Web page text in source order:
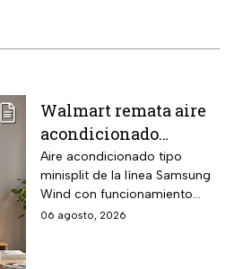
Walmart remata aire
acondicionado
Samsung Wind
Inverter frío y calor 1
tonelada con WiFi y
$3,500 de descuento
Aire acondicionado tipo
minisplit de la línea Samsung
Wind con funcionamiento
bidireccional frío y calor
06 agosto, 2026